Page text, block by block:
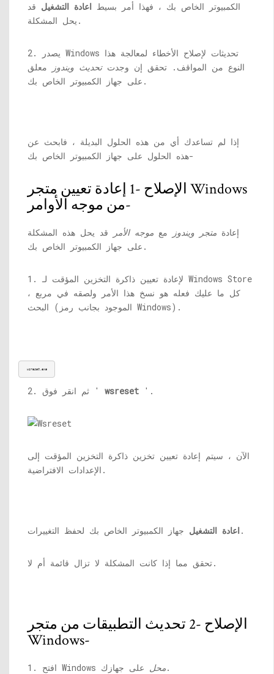
الكمبيوتر الخاص بك ، فهذا أمر بسيط اعادة التشغيل قد
يحل المشكلة.
2. يصدر Windows تحديثات لإصلاح الأخطاء لمعالجة هذا
النوع من المواقف. تحقق إن وجدتتحديث ويندوز
معلق
على جهاز الكمبيوتر الخاص بك.
إذا لم تساعدك أي من هذه الحلول البديلة ، فابحث عن
هذه الحلول على جهاز الكمبيوتر الخاص بك-
الإصلاح -1 إعادة تعيين متجر Windows
من موجه الأوامر-
إعادة متجر ويندوز مع موجه الأمر
قد يحل هذه المشكلة
على جهاز الكمبيوتر الخاص بك.
1. لإعادة تعيين ذاكرة التخزين المؤقت لـ Windows Store
، كل ما عليك فعله هو نسخ هذا الأمر ولصقه في مربع
البحث (الموجود بجانب رمز Windows).
wsreset.exe
2. ثم انقر فوق ' wsreset '.
الآن ، سيتم إعادة تعيين تخزين ذاكرة التخزين المؤقت إلى
الإعدادات الافتراضية.
اعادة التشغيل جهاز الكمبيوتر الخاص بك لحفظ التغييرات.
تحقق مما إذا كانت المشكلة لا تزال قائمة أم لا.
الإصلاح -2 تحديث التطبيقات من متجر
Windows-
1. افتح Windows محلعلى جهازك.